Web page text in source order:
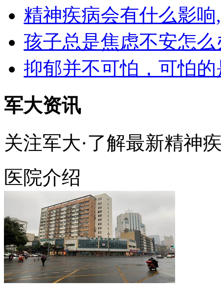
精神疾病会有什么影
孩子总是焦虑不安怎
抑郁并不可怕，可怕
军大资讯
关注军大·了解最新精神
医院介绍